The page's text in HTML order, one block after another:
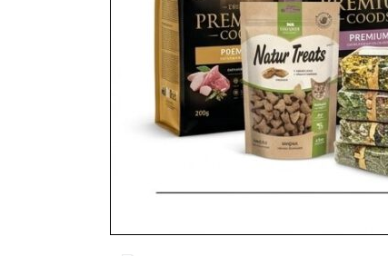
Preparaty na kleszcze i
Promocje…
utworzone przez ZooNemo|sie 3, 2020|
119Czas na nowości w tym roku ? Od kilku
HARD KILLER® Fly&Mosquito SKUTECZNY I
bardzo wydajny – na 500 m² bardzo